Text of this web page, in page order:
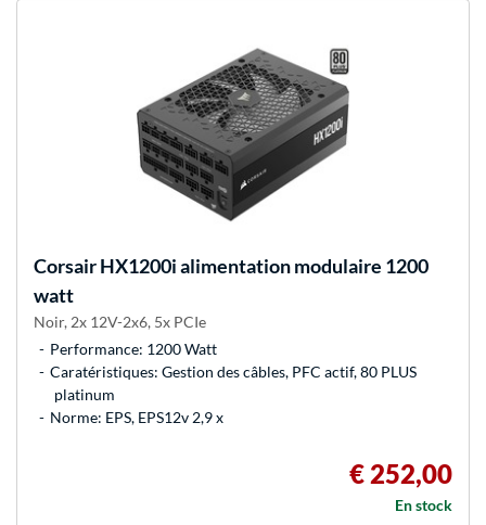
CorsairHX1200i alimentation modulaire 1200
watt
Noir, 2x 12V-2x6, 5x PCIe
Performance: 1200 Watt
Caratéristiques: Gestion des câbles, PFC actif, 80 PLUS
platinum
Norme: EPS, EPS12v 2,9 x
€ 252,00
En stock